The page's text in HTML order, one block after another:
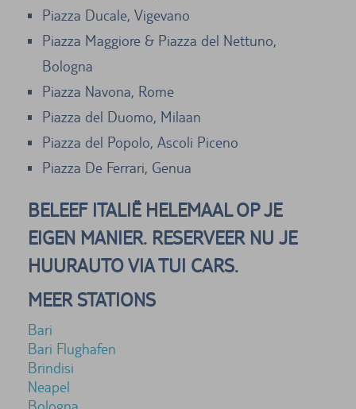
Piazza Ducale, Vigevano
Piazza Maggiore & Piazza del Nettuno,
Bologna
Piazza Navona, Rome
Piazza del Duomo, Milaan
Piazza del Popolo, Ascoli Piceno
Piazza De Ferrari, Genua
BELEEF ITALIË HELEMAAL OP JE
EIGEN MANIER. RESERVEER NU JE
HUURAUTO VIA TUI CARS.
MEER STATIONS
Bari
Bari Flughafen
Brindisi
Neapel